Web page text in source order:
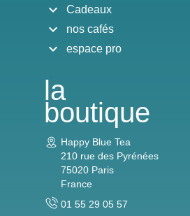
Cadeaux
expand_more
nos cafés
expand_more
espace pro
expand_more
la
boutique
Happy Blue Tea
210 rue des Pyrénées
75020 Paris
France
01 55 29 05 57